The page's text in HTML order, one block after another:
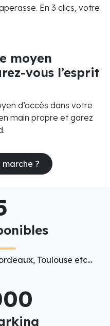
En 3 clics, votre
moyen
vous l’esprit
d’accès dans votre
main propre et garez
marche ?
Toulouse etc...